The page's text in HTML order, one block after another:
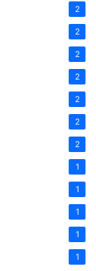
2
2
2
2
2
2
2
1
1
1
1
1